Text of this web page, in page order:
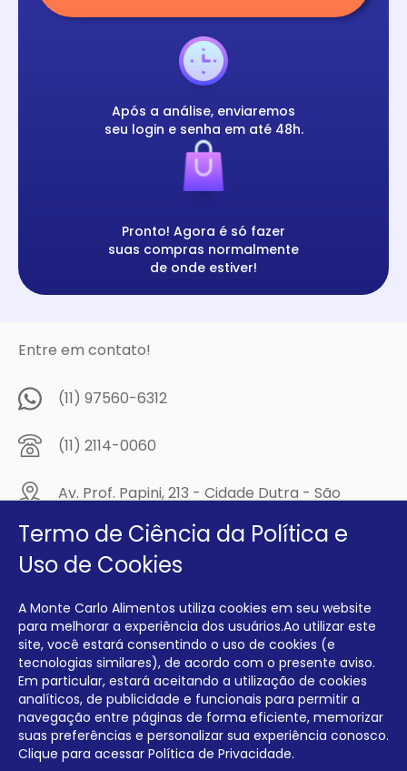
Após a análise, enviaremos
seu login e senha em até 48h.
Pronto! Agora é só fazer
suas compras normalmente
de onde estiver!
Entre em contato!
(11) 97560-6312
(11) 2114-0060
Av. Prof. Papini, 213 - Cidade Dutra - São
Compre na
MCA Virtual!
Siga a Monte Carlo Alimentos nas redes sociais!
INTERFRIOS COMÉRCIO DE FRIOS E LATICÍNIOS EIRELI CNPJ:
00.140.150/0001-09 INSCRIÇÃO ESTADUAL: 112.576.117.113
Termo de Ciência da Política e
Uso de Cookies
A Monte Carlo Alimentos utiliza cookies em seu website
para melhorar a experiência dos usuários.Ao utilizar este
site, você estará consentindo o uso de cookies (e
tecnologias similares), de acordo com o presente aviso.
Em particular, estará aceitando a utilização de cookies
analíticos, de publicidade e funcionais para permitir a
navegação entre páginas de forma eficiente, memorizar
suas preferências e personalizar sua experiência conosco.
Clique para acessar Política de Privacidade.